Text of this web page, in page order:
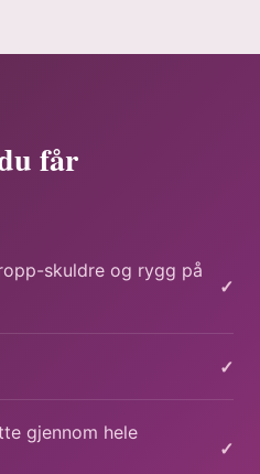
får
skuldre og rygg på
✓
✓
gjennom hele
✓